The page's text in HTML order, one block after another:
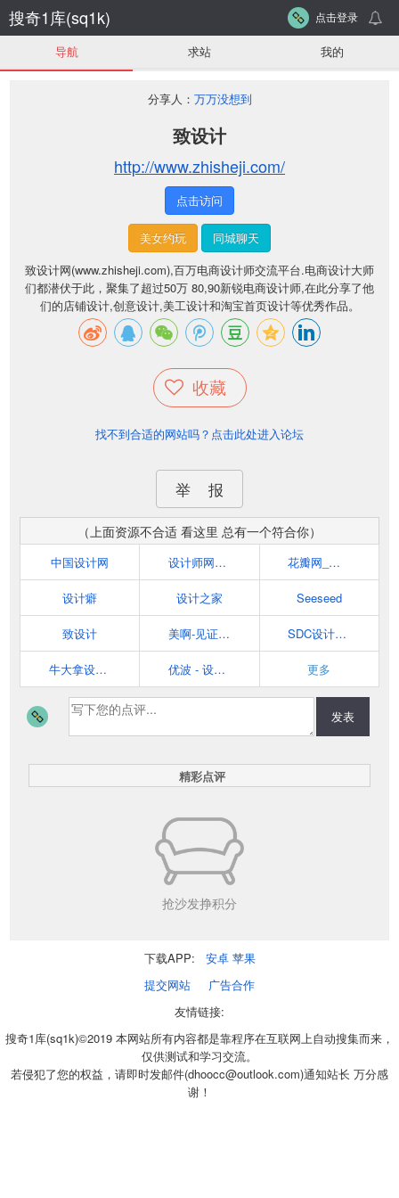
搜奇1库(sq1k) 点击登录
导航 求站 我的
分享人： 万万没想到
致设计
http://www.zhisheji.com/
点击访问
美女约玩
同城聊天
致设计网(www.zhisheji.com),百万电商设计师交流平台.电商设计大师
们都潜伏于此，聚集了超过50万 80,90新锐电商设计师,在此分享了他
们的店铺设计,创意设计,美工设计和淘宝首页设计等优秀作品。
收藏
找不到合适的网站吗？点击此处进入论坛
举 报
（上面资源不合适 看这里 总有一个符合你）
中国设计网 设计师网址导航 花瓣网_陪你做生活的设计师（发现、采集你喜欢的灵感、家居、穿搭、婚礼、美食、旅行、美图、商品等）
设计癖 设计之家 Seeseed
致设计 美啊-见证设计的力量 SDC设计师网址导航 - 学设计从这里开始！
牛大拿设计师导航_Niudana.com 优波 - 设计师必备网址导航 - 发现优秀的设计与网站 更多
发表
精彩点评
抢沙发挣积分
下载APP: 安卓 苹果
提交网站
广告合作
友情链接:
搜奇1库(sq1k)©2019 本网站所有内容都是靠程序在互联网上自动搜集而来，
仅供测试和学习交流。
若侵犯了您的权益，请即时发邮件(dhoocc@outlook.com)通知站长 万分感
谢！